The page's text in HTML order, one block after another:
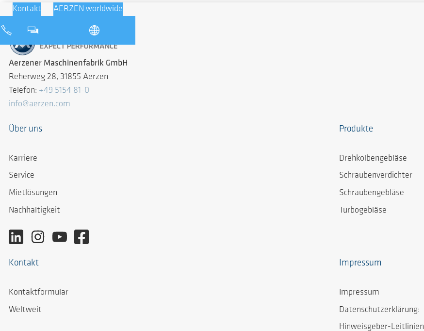
Kontakt AERZEN worldwide
Aerzener Maschinenfabrik GmbH
Reherweg 28, 31855 Aerzen
Telefon: +49 5154 81-0
info@aerzen.com
Über uns
Karriere
Service
Mietlösungen
Nachhaltigkeit
Produkte
Drehkolbengebläse
Schraubenverdichter
Schraubengebläse
Turbogebläse
Kontakt
Kontaktformular
Weltweit
Impressum
Impressum
Datenschutzerklärung:
Hinweisgeber-Leitlinien